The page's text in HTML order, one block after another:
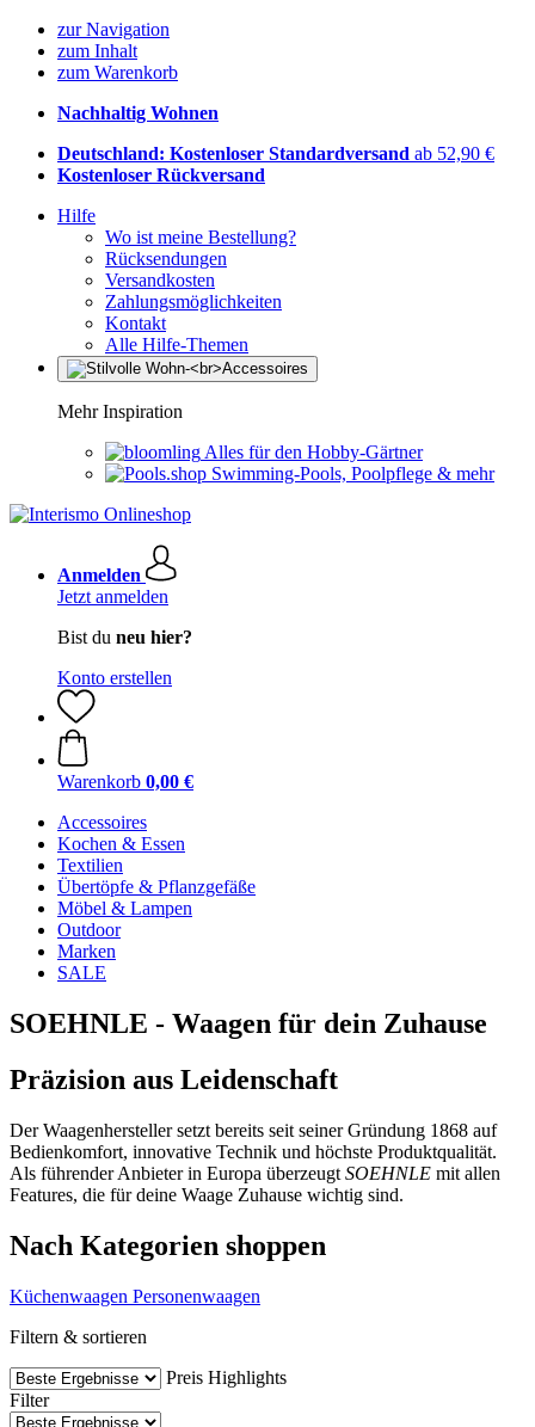
zur Navigation
zum Inhalt
zum Warenkorb
Nachhaltig Wohnen
Deutschland: Kostenloser Standardversand ab 52,90 €
Kostenloser Rückversand
Hilfe
Wo ist meine Bestellung?
Rücksendungen
Versandkosten
Zahlungsmöglichkeiten
Kontakt
Alle Hilfe-Themen
Mehr Inspiration
Alles für den Hobby-Gärtner
Swimming-Pools, Poolpflege & mehr
Anmelden
Jetzt anmelden
Bist du neu hier?
Konto erstellen
Warenkorb 0,00 €
Accessoires
Kochen & Essen
Textilien
Übertöpfe & Pflanzgefäße
Möbel & Lampen
Outdoor
Marken
SALE
SOEHNLE - Waagen für dein Zuhause
Präzision aus Leidenschaft
Der Waagenhersteller setzt bereits seit seiner Gründung 1868 auf
Bedienkomfort, innovative Technik und höchste Produktqualität.
Als führender Anbieter in Europa überzeugt SOEHNLE mit allen
Features, die für deine Waage Zuhause wichtig sind.
Nach Kategorien shoppen
Küchenwaagen Personenwaagen
Filtern & sortieren
Preis Highlights
Filter